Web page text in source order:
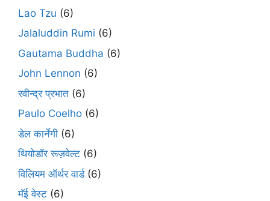
Lao Tzu (6)
Jalaluddin Rumi (6)
Gautama Buddha (6)
John Lennon (6)
रवीन्द्र प्रभात (6)
Paulo Coelho (6)
डेल कार्नेगी (6)
थियोडॉर रूज़वेल्ट (6)
विलियम ऑर्थर वार्ड(6)
मॅई वेस्ट (6)